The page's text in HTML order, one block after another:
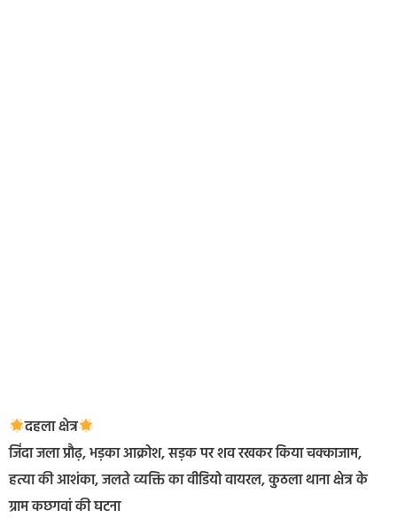
दहला क्षेत्र
जिंदा जला प्रौढ़, भड़का आक्रोश, सड़क पर शव रखकर किया चक्काजाम,
हत्या की आशंका, जलते व्यक्ति का वीडियो वायरल, कुठला थाना क्षेत्र के
ग्राम कछगवां की घटना